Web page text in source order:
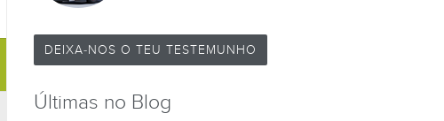
DEIXA-NOS O TEU TESTEMUNHO
Últimas no Blog